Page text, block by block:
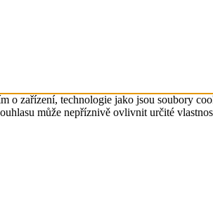
zařízení, technologie jako jsou soubory
může nepříznivě ovlivnit určité